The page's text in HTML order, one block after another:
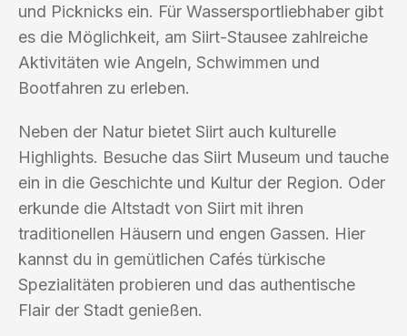
und Picknicks ein. Für Wassersportliebhaber gibt
es die Möglichkeit, am Siirt-Stausee zahlreiche
Aktivitäten wie Angeln, Schwimmen und
Bootfahren zu erleben.
Neben der Natur bietet Siirt auch kulturelle
Highlights. Besuche das Siirt Museum und tauche
ein in die Geschichte und Kultur der Region. Oder
erkunde die Altstadt von Siirt mit ihren
traditionellen Häusern und engen Gassen. Hier
kannst du in gemütlichen Cafés türkische
Spezialitäten probieren und das authentische
Flair der Stadt genießen.